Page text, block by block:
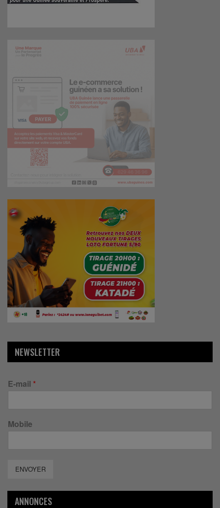
NEWSLETTER
E-mail *
Mobile
ENVOYER
ANNONCES